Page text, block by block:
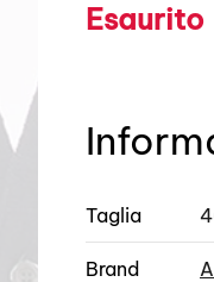
Esaurito
Taglia
Brand